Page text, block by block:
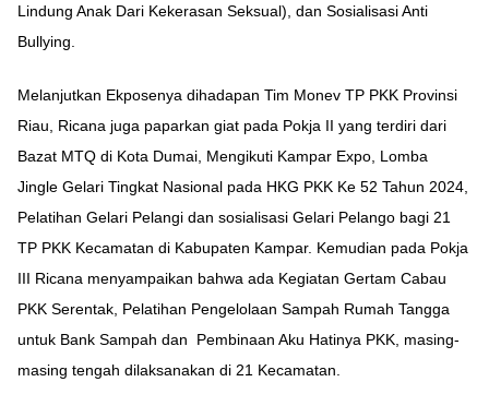
Lindung Anak Dari Kekerasan Seksual), dan Sosialisasi Anti
Bullying.
Melanjutkan Ekposenya dihadapan Tim Monev TP PKK Provinsi
Riau, Ricana juga paparkan giat pada Pokja II yang terdiri dari
Bazat MTQ di Kota Dumai, Mengikuti Kampar Expo, Lomba
Jingle Gelari Tingkat Nasional pada HKG PKK Ke 52 Tahun 2024,
Pelatihan Gelari Pelangi dan sosialisasi Gelari Pelango bagi 21
TP PKK Kecamatan di Kabupaten Kampar. Kemudian pada Pokja
III Ricana menyampaikan bahwa ada Kegiatan Gertam Cabau
PKK Serentak, Pelatihan Pengelolaan Sampah Rumah Tangga
untuk Bank Sampah dan Pembinaan Aku Hatinya PKK, masing-
masing tengah dilaksanakan di 21 Kecamatan.